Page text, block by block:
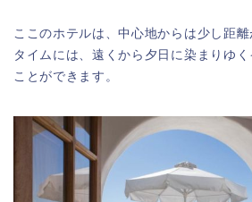
ここのホテルは、中心地からは少し距
タイムには、遠くから夕日に染まりゆ
ことができます。